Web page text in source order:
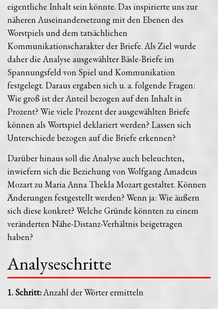
eigentliche Inhalt sein könnte. Das inspirierte uns zur
näheren Auseinandersetzung mit den Ebenen des
Worstpiels und dem tatsächlichen
Kommunikationscharakter der Briefe. Als Ziel wurde
daher die Analyse ausgewählter Bäsle-Briefe im
Spannungsfeld von Spiel und Kommunikation
festgelegt. Daraus ergaben sich u. a. folgende Fragen:
Wie groß ist der Anteil bezogen auf den Inhalt in
Prozent? Wie viele Prozent der ausgewählten Briefe
können als Wortspiel deklariert werden? Lassen sich
Unterschiede bezogen auf die Briefe erkennen?
Darüber hinaus soll die Analyse auch beleuchten,
inwiefern sich die Beziehung von Wolfgang Amadeus
Mozart zu Maria Anna Thekla Mozart gestaltet. Können
Änderungen festgestellt werden? Wenn ja: Wie äußern
sich diese konkret? Welche Gründe könnten zu einem
veränderten Nähe-Distanz-Verhältnis beigetragen
haben?
Analyseschritte
1. Schritt: Anzahl der Wörter ermitteln